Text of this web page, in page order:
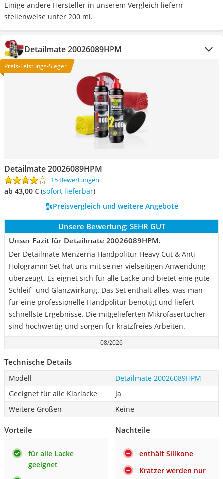
Einige andere Hersteller in unserem Vergleich liefern
stellenweise unter 200 ml.
Detailmate 20026089HPM
Preis-Leistungs-Sieger
Detailmate 20026089HPM
15 Bewertungen
ab 43,00 € ( Sofort lieferbar)
Preisvergleich und weitere Angebote
Unsere Bewertung: SEHR GUT
Unser Fazit für Detailmate 20026089HPM:
Der Detailmate Menzerna Handpolitur Heavy Cut & Anti
Hologramm Set hat uns mit seiner vielseitigen Anwendung
überzeugt. Es eignet sich für alle Lacke und bietet eine gute
Schleif- und Glanzwirkung. Das Set enthält alles, was man
für eine professionelle Handpolitur benötigt und liefert
schnellste Ergebnisse. Die mitgelieferten Mikrofasertücher
sind hochwertig und sorgen für kratzfreies Arbeiten.
08/2026
Technische Details
Modell
Detailmate 20026089HPM
Geeignet für alle Klarlacke
Ja
Weitere Größen
Keine
Vorteile
für alle Lacke
geeignet
Nachteile
enthält Silikone
Kratzer werden nur